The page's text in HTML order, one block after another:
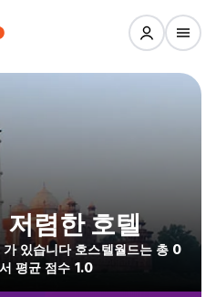
렴한 호텔
있습니다 호스텔월드는 총 0
평균 점수 1.0